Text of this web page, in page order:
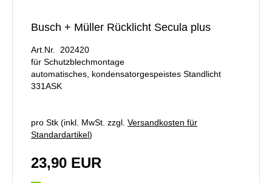
Busch + Müller Rücklicht Secula plus
Art.Nr. 202420
für Schutzblechmontage
automatisches, kondensatorgespeistes Standlicht
331ASK
pro Stk (inkl. MwSt. zzgl. Versandkosten für
Standardartikel)
23,90 EUR